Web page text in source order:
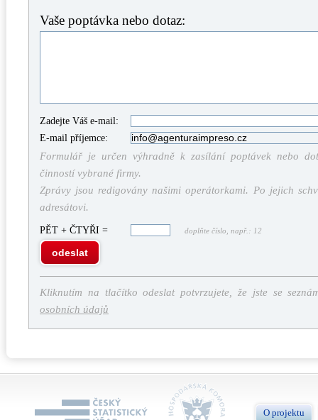
Vaše poptávka nebo dotaz:
Zadejte Váš e-mail:
E-mail příjemce:
Formulář je určen výhradně k zasílání poptávek nebo
činností vybrané firmy.
Zprávy jsou redigovány našimi operátorkami. Po jejich
adresátovi.
PĚT + ČTYŘI = doplňte číslo, např.: 12
odeslat
Kliknutím na tlačítko odeslat potvrzujete, že jste se
osobních údajů
O projektu